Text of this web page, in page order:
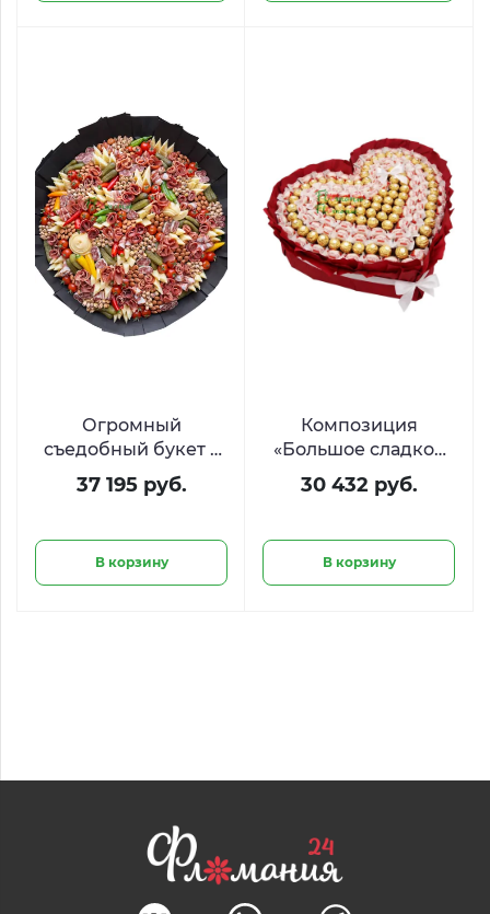
Огромный
съедобный букет с
закусками «Римские
каникулы»
37 195 руб.
В корзину
Композиция
«Большое сладкое
сердце» из Raffaello
и Ferrero
30 432 руб.
В корзину